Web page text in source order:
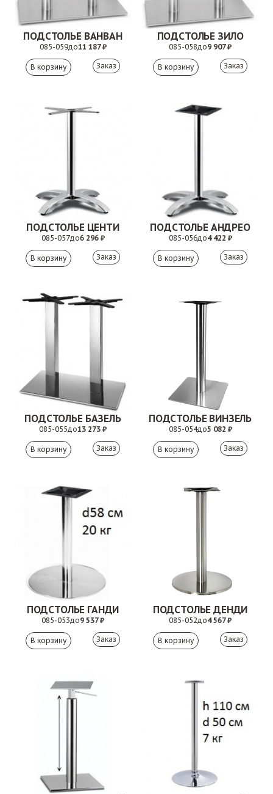
ПОДСТОЛЬЕ ВАНВАН
085-059до11 187 ₽
Заказ
ПОДСТОЛЬЕ ЗИЛО
085-058до9 907 ₽
Заказ
ПОДСТОЛЬЕ ЦЕНТИ
085-057до6 296 ₽
Заказ
ПОДСТОЛЬЕ АНДРЕО
085-056до4 422 ₽
Заказ
ПОДСТОЛЬЕ БАЗЕЛЬ
085-055до13 273 ₽
Заказ
ПОДСТОЛЬЕ ВИНЗЕЛЬ
085-054до5 082 ₽
Заказ
ПОДСТОЛЬЕ ГАНДИ
085-053до9 537 ₽
Заказ
ПОДСТОЛЬЕ ДЕНДИ
085-052до4 567 ₽
Заказ